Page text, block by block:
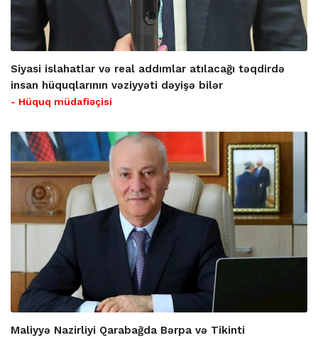
Siyasi islahatlar və real addımlar atılacağı təqdirdə
insan hüquqlarının vəziyyəti dəyişə bilər
- Hüquq müdafiəçisi
Maliyyə Nazirliyi Qarabağda Bərpa və Tikinti